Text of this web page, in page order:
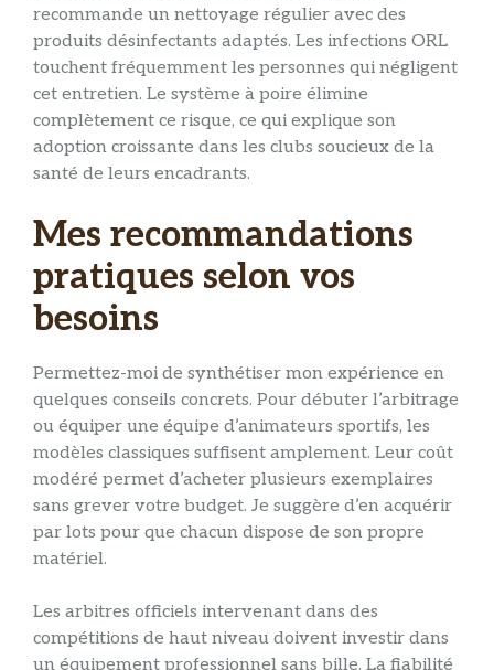
recommande un nettoyage régulier avec des
produits désinfectants adaptés. Les infections ORL
touchent fréquemment les personnes qui négligent
cet entretien. Le système à poire élimine
complètement ce risque, ce qui explique son
adoption croissante dans les clubs soucieux de la
santé de leurs encadrants.
Mes recommandations
pratiques selon vos
besoins
Permettez-moi de synthétiser mon expérience en
quelques conseils concrets. Pour débuter l’arbitrage
ou équiper une équipe d’animateurs sportifs, les
modèles classiques suffisent amplement. Leur coût
modéré permet d’acheter plusieurs exemplaires
sans grever votre budget. Je suggère d’en acquérir
par lots pour que chacun dispose de son propre
matériel.
Les arbitres officiels intervenant dans des
compétitions de haut niveau doivent investir dans
un équipement professionnel sans bille. La fiabilité